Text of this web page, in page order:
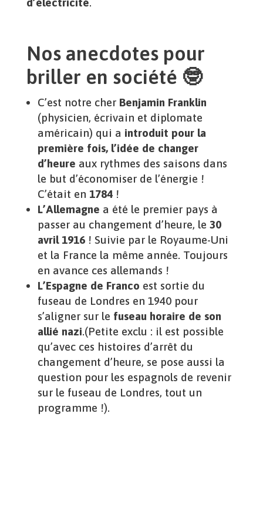
Nos anecdotes pour
briller en société 🤓
C’est notre cher Benjamin Franklin
(physicien, écrivain et diplomate
américain) qui a introduit pour la
première fois, l’idée de changer
d’heure aux rythmes des saisons dans
le but d’économiser de l’énergie !
C’était en 1784!
L’Allemagne a été le premier pays à
passer au changement d’heure, le 30
avril 1916! Suivie par le Royaume-Uni
et la France la même année. Toujours
en avance ces allemands !
L’Espagne de Franco est sortie du
fuseau de Londres en 1940 pour
s’aligner sur le fuseau horaire de son
allié nazi.(Petite exclu : il est possible
qu’avec ces histoires d’arrêt du
changement d’heure, se pose aussi la
question pour les espagnols de revenir
sur le fuseau de Londres, tout un
programme !).